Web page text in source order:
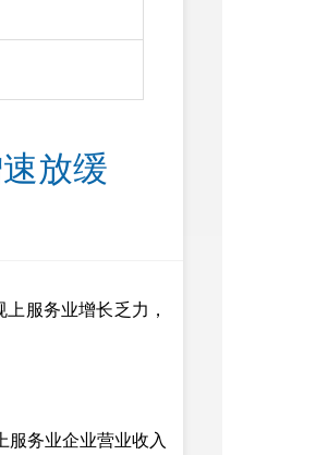
放缓
服务业增长乏力，
务业企业营业收入